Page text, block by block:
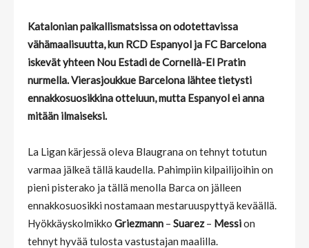
Katalonian paikallismatsissa on odotettavissa
vähämaalisuutta, kun RCD Espanyol ja FC Barcelona
iskevät yhteen Nou Estadi de Cornellà-El Pratin
nurmella. Vierasjoukkue Barcelona lähtee tietysti
ennakkosuosikkina otteluun, mutta Espanyol ei anna
mitään ilmaiseksi.
La Ligan kärjessä oleva Blaugrana on tehnyt totutun
varmaa jälkeä tällä kaudella. Pahimpiin kilpailijoihin on
pieni pisterako ja tällä menolla Barca on jälleen
ennakkosuosikki nostamaan mestaruuspyttyä keväällä.
Hyökkäyskolmikko Griezmann – Suarez– Mession
tehnyt hyvää tulosta vastustajan maalilla.